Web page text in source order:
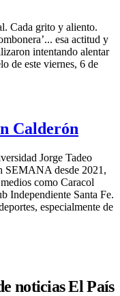
Cada grito y aliento.
esa actitud y
intentando alentar
de este viernes, 6 de
Calderón
Jorge Tadeo
SEMANA desde 2021,
como Caracol
Independiente Santa Fe.
especialmente de
noticias El País